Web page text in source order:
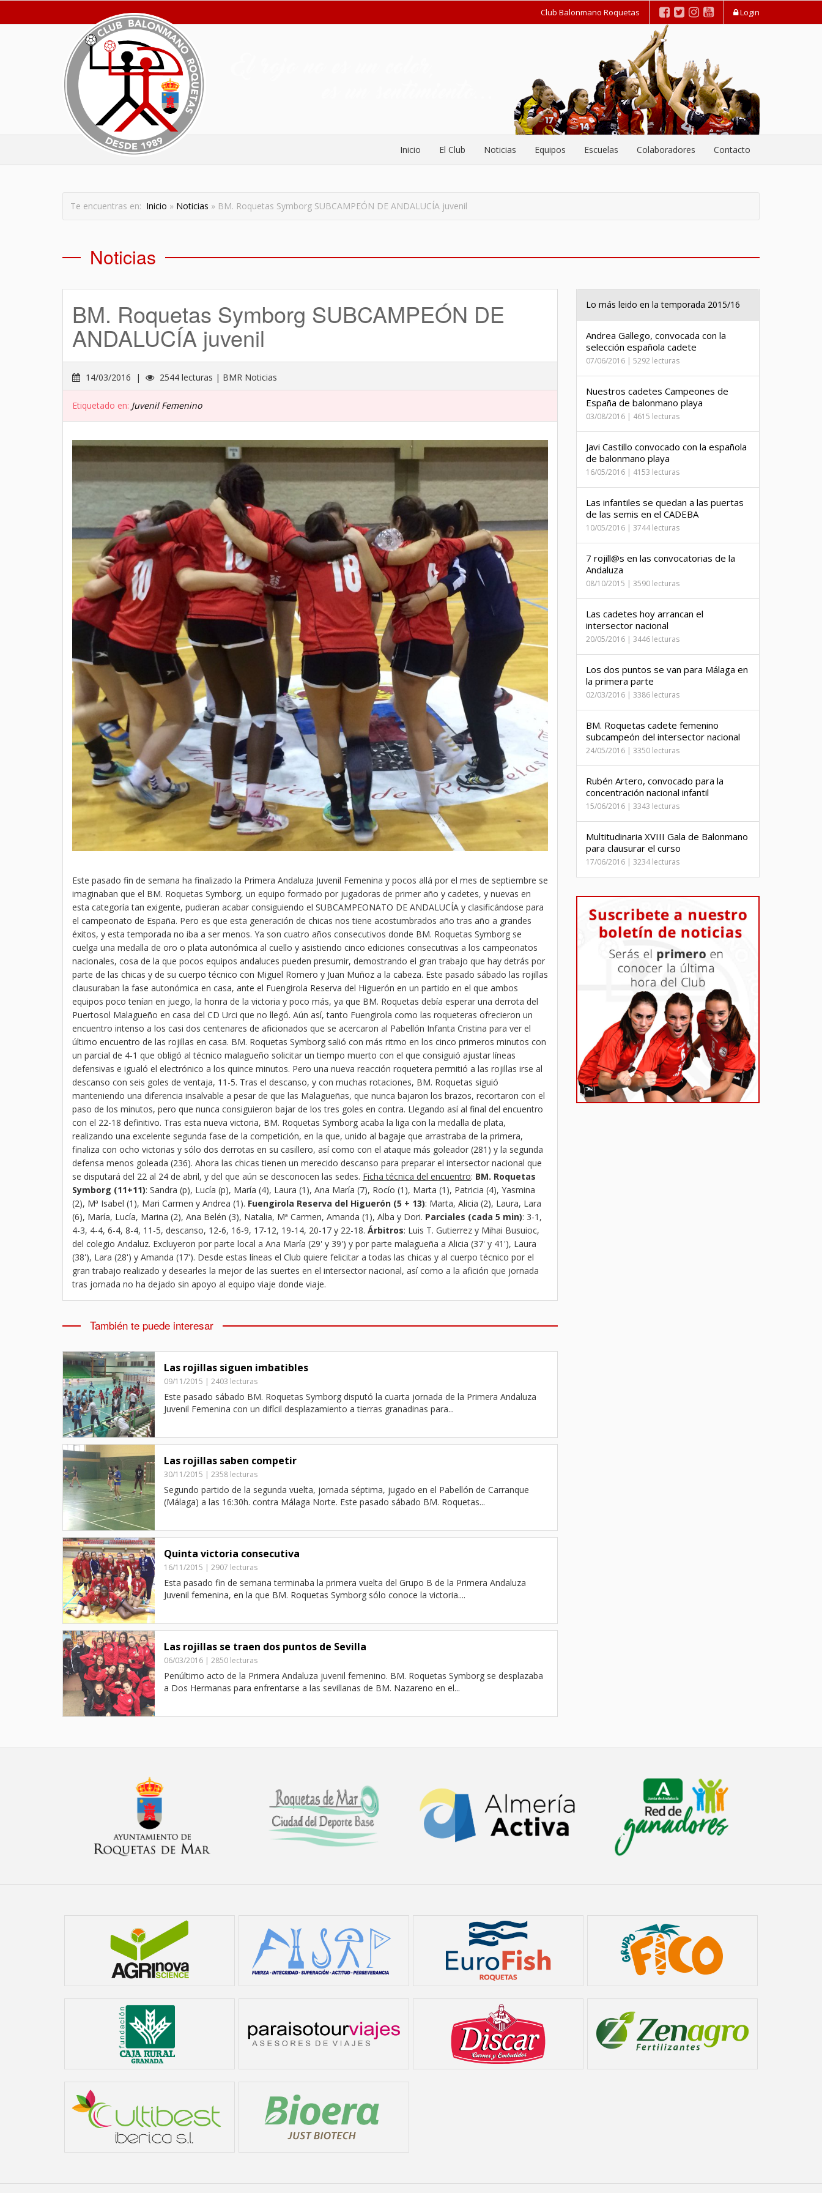
Login
Club Balonmano Roquetas
Inicio El Club Noticias Equipos Escuelas Colaboradores Contacto
Te encuentras en: Inicio » Noticias » BM. Roquetas Symborg SUBCAMPEÓN DE ANDALUCÍA juvenil
Noticias
BM. Roquetas Symborg SUBCAMPEÓN DE
ANDALUCÍA juvenil
14/03/2016 | 2544 lecturas | BMR Noticias
Etiquetado en: Juvenil Femenino
Este pasado fin de semana ha finalizado la Primera Andaluza Juvenil Femenina y pocos allá por el mes de septiembre se
imaginaban que el BM. Roquetas Symborg, un equipo formado por jugadoras de primer año y cadetes, y nuevas en
esta categoría tan exigente, pudieran acabar consiguiendo el SUBCAMPEONATO DE ANDALUCÍA y clasificándose para
el campeonato de España. Pero es que esta generación de chicas nos tiene acostumbrados año tras año a grandes
éxitos, y esta temporada no iba a ser menos. Ya son cuatro años consecutivos donde BM. Roquetas Symborg se
cuelga una medalla de oro o plata autonómica al cuello y asistiendo cinco ediciones consecutivas a los campeonatos
nacionales, cosa de la que pocos equipos andaluces pueden presumir, demostrando el gran trabajo que hay detrás por
parte de las chicas y de su cuerpo técnico con Miguel Romero y Juan Muñoz a la cabeza. Este pasado sábado las rojillas
clausuraban la fase autonómica en casa, ante el Fuengirola Reserva del Higuerón en un partido en el que ambos
equipos poco tenían en juego, la honra de la victoria y poco más, ya que BM. Roquetas debía esperar una derrota del
Puertosol Malagueño en casa del CD Urci que no llegó. Aún así, tanto Fuengirola como las roqueteras ofrecieron un
encuentro intenso a los casi dos centenares de aficionados que se acercaron al Pabellón Infanta Cristina para ver el
último encuentro de las rojillas en casa. BM. Roquetas Symborg salió con más ritmo en los cinco primeros minutos con
un parcial de 4-1 que obligó al técnico malagueño solicitar un tiempo muerto con el que consiguió ajustar líneas
defensivas e igualó el electrónico a los quince minutos. Pero una nueva reacción roquetera permitió a las rojillas irse al
descanso con seis goles de ventaja, 11-5. Tras el descanso, y con muchas rotaciones, BM. Roquetas siguió
manteniendo una diferencia insalvable a pesar de que las Malagueñas, que nunca bajaron los brazos, recortaron con el
paso de los minutos, pero que nunca consiguieron bajar de los tres goles en contra. Llegando así al final del encuentro
con el 22-18 definitivo. Tras esta nueva victoria, BM. Roquetas Symborg acaba la liga con la medalla de plata,
realizando una excelente segunda fase de la competición, en la que, unido al bagaje que arrastraba de la primera,
finaliza con ocho victorias y sólo dos derrotas en su casillero, así como con el ataque más goleador (281) y la segunda
defensa menos goleada (236). Ahora las chicas tienen un merecido descanso para preparar el intersector nacional que
se disputará del 22 al 24 de abril, y del que aún se desconocen las sedes. Ficha técnica del encuentro: BM. Roquetas
Symborg (11+11): Sandra (p), Lucía (p), María (4), Laura (1), Ana María (7), Rocío (1), Marta (1), Patricia (4), Yasmina
(2), Mª Isabel (1), Mari Carmen y Andrea (1). Fuengirola Reserva del Higuerón (5 + 13): Marta, Alicia (2), Laura, Lara
(6), María, Lucía, Marina (2), Ana Belén (3), Natalia, Mª Carmen, Amanda (1), Alba y Dori. Parciales (cada 5 min): 3-1,
4-3, 4-4, 6-4, 8-4, 11-5, descanso, 12-6, 16-9, 17-12, 19-14, 20-17 y 22-18. Árbitros: Luis T. Gutierrez y Mihai Busuioc,
del colegio Andaluz. Excluyeron por parte local a Ana María (29' y 39') y por parte malagueña a Alicia (37' y 41'), Laura
(38'), Lara (28') y Amanda (17'). Desde estas líneas el Club quiere felicitar a todas las chicas y al cuerpo técnico por el
gran trabajo realizado y desearles la mejor de las suertes en el intersector nacional, así como a la afición que jornada
tras jornada no ha dejado sin apoyo al equipo viaje donde viaje.
También te puede interesar
Las rojillas siguen imbatibles
09/11/2015 | 2403 lecturas
Este pasado sábado BM. Roquetas Symborg disputó la cuarta jornada de la Primera Andaluza
Juvenil Femenina con un difícil desplazamiento a tierras granadinas para...
Las rojillas saben competir
30/11/2015 | 2358 lecturas
Segundo partido de la segunda vuelta, jornada séptima, jugado en el Pabellón de Carranque
(Málaga) a las 16:30h. contra Málaga Norte. Este pasado sábado BM. Roquetas...
Quinta victoria consecutiva
16/11/2015 | 2907 lecturas
Esta pasado fin de semana terminaba la primera vuelta del Grupo B de la Primera Andaluza
Juvenil femenina, en la que BM. Roquetas Symborg sólo conoce la victoria....
Las rojillas se traen dos puntos de Sevilla
06/03/2016 | 2850 lecturas
Penúltimo acto de la Primera Andaluza juvenil femenino. BM. Roquetas Symborg se desplazaba
a Dos Hermanas para enfrentarse a las sevillanas de BM. Nazareno en el...
Lo más leido en la temporada 2015/16
Andrea Gallego, convocada con la
selección española cadete
07/06/2016 | 5292 lecturas
Nuestros cadetes Campeones de
España de balonmano playa
03/08/2016 | 4615 lecturas
Javi Castillo convocado con la española
de balonmano playa
16/05/2016 | 4153 lecturas
Las infantiles se quedan a las puertas
de las semis en el CADEBA
10/05/2016 | 3744 lecturas
7 rojill@s en las convocatorias de la
Andaluza
08/10/2015 | 3590 lecturas
Las cadetes hoy arrancan el
intersector nacional
20/05/2016 | 3446 lecturas
Los dos puntos se van para Málaga en
la primera parte
02/03/2016 | 3386 lecturas
BM. Roquetas cadete femenino
subcampeón del intersector nacional
24/05/2016 | 3350 lecturas
Rubén Artero, convocado para la
concentración nacional infantil
15/06/2016 | 3343 lecturas
Multitudinaria XVIII Gala de Balonmano
para clausurar el curso
17/06/2016 | 3234 lecturas